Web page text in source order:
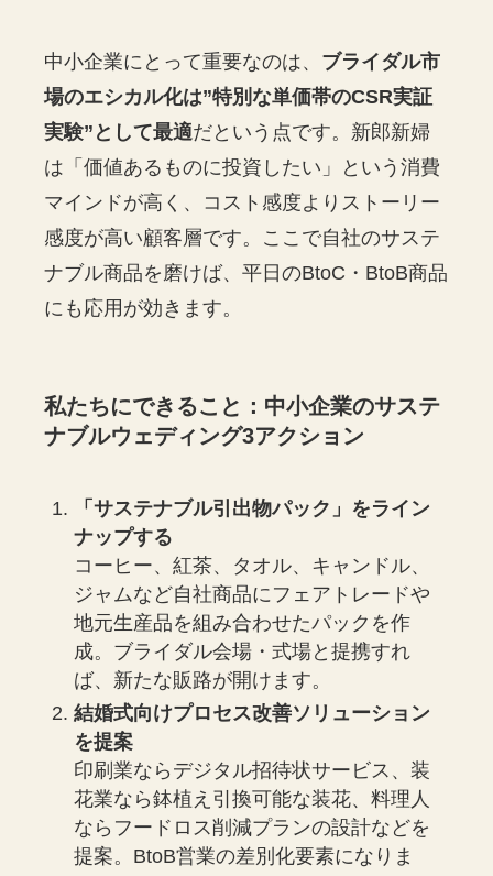
中小企業にとって重要なのは、 ブライダル市
場のエシカル化は”特別な単価帯のCSR実証
実験”として最適だという点です。新郎新婦
は「価値あるものに投資したい」という消費
マインドが高く、コスト感度よりストーリー
感度が高い顧客層です。ここで自社のサステ
ナブル商品を磨けば、平日のBtoC・BtoB商品
にも応用が効きます。
私たちにできること：中小企業のサステ
ナブルウェディング3アクション
「サステナブル引出物パック」をライン
ナップする
コーヒー、紅茶、タオル、キャンドル、
ジャムなど自社商品にフェアトレードや
地元生産品を組み合わせたパックを作
成。ブライダル会場・式場と提携すれ
ば、新たな販路が開けます。
結婚式向けプロセス改善ソリューション
を提案
印刷業ならデジタル招待状サービス、装
花業なら鉢植え引換可能な装花、料理人
ならフードロス削減プランの設計などを
提案。BtoB営業の差別化要素になりま